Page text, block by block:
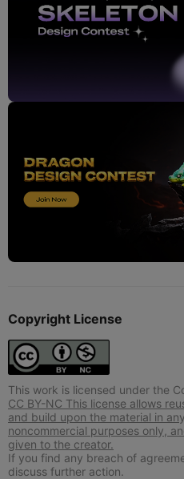
Copyright License
This work is licensed under the
CC BY-NC This license allows
and build upon the material in
noncommercial purposes only,
given to the creator.
If you find any breach of
discuss further action.